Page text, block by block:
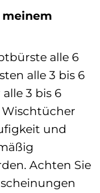
meinem
alle 6
alle 3 bis 6
3 bis 6
Wischtücher
und
Achten Sie